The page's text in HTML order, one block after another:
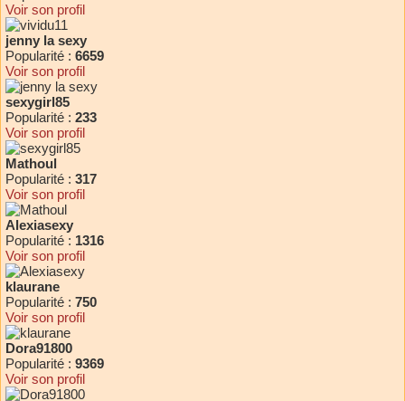
Voir son profil
jenny la sexy
Popularité : 6659
Voir son profil
sexygirl85
Popularité : 233
Voir son profil
Mathoul
Popularité : 317
Voir son profil
Alexiasexy
Popularité : 1316
Voir son profil
klaurane
Popularité : 750
Voir son profil
Dora91800
Popularité : 9369
Voir son profil